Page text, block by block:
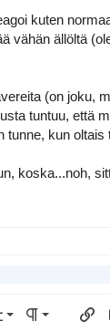
kuten
vähän ällöltä
(on joku,
tuntuu, että
kun
koska...noh,
lista
vasemmalle
Kappalemuoto